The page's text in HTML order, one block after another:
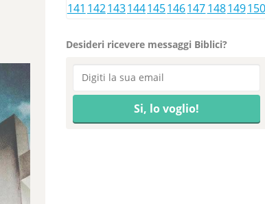
141 142143144145146147148149150
Desideri ricevere messaggi Biblici?